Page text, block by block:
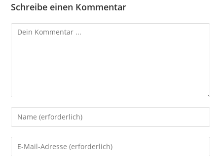
Schreibe einen Kommentar